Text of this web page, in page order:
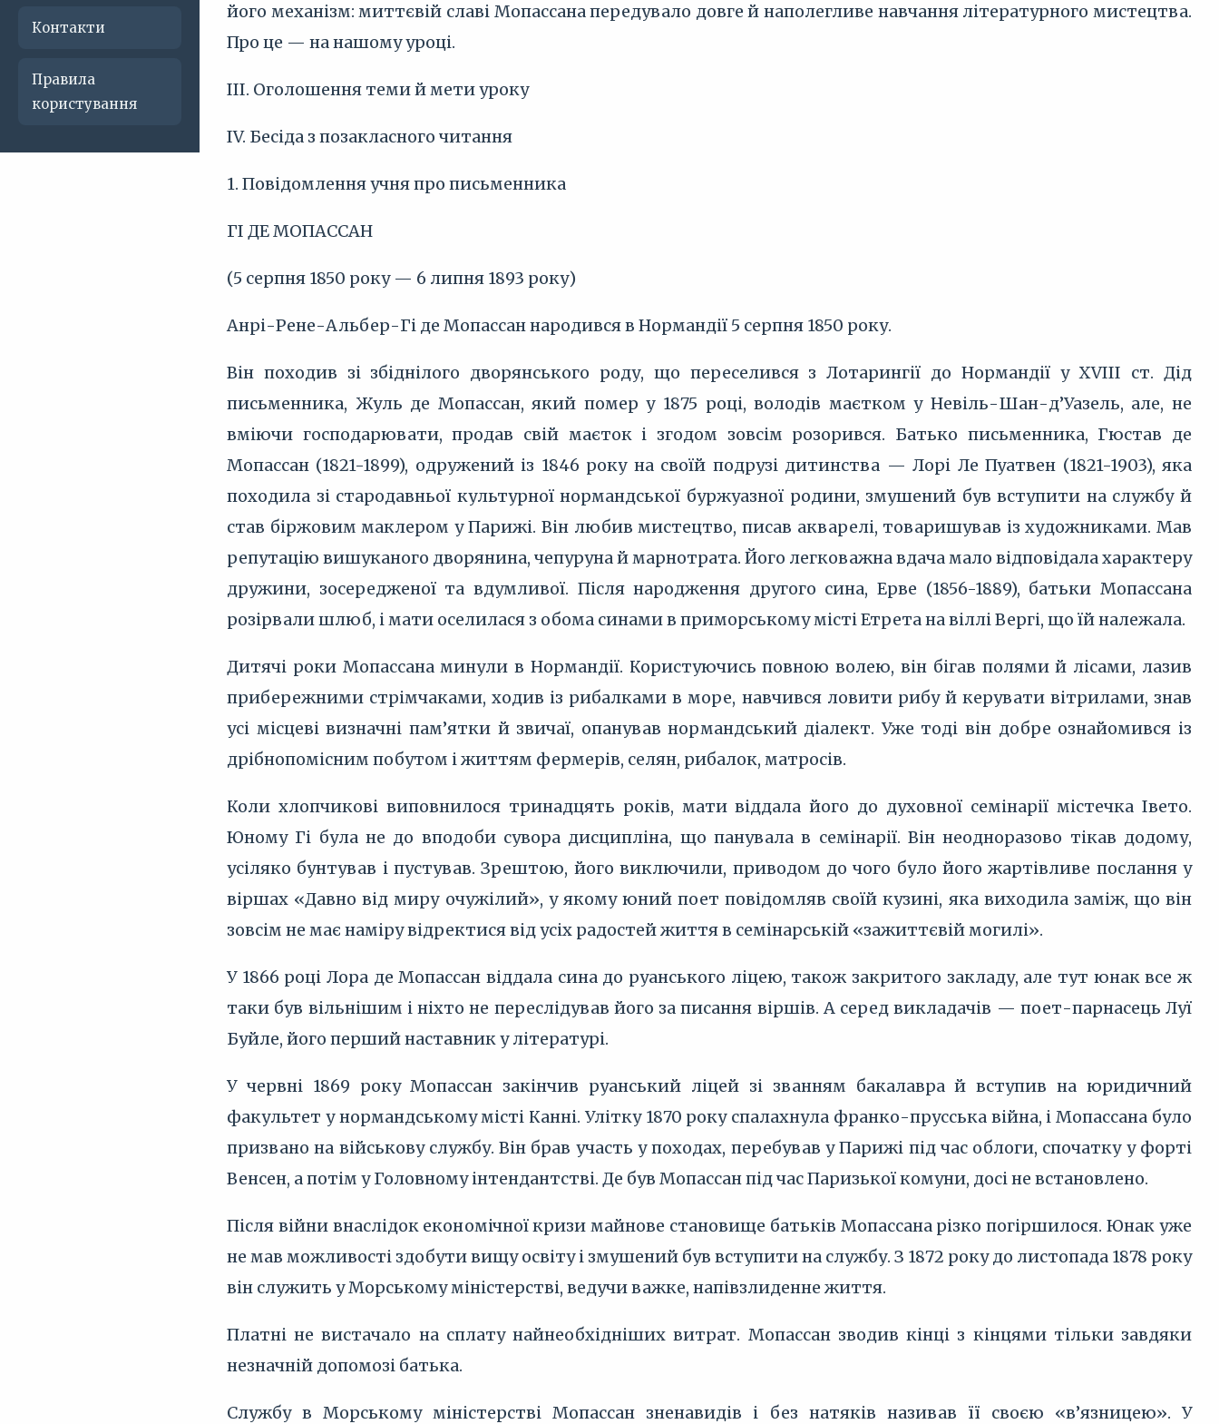
Контакти
Правила
користування
його механізм: миттєвій славі Мопассана передувало довге й наполегливе навчання літературного мистецтва.
Про це — на нашому уроці.
III. Оголошення теми й мети уроку
IV. Бесіда з позакласного читання
1. Повідомлення учня про письменника
ГІ ДЕ МОПАССАН
(5 серпня 1850 року — 6 липня 1893 року)
Анрі-Рене-Альбер-Гі де Мопассан народився в Нормандії 5 серпня 1850 року.
Він походив зі збіднілого дворянського роду, що переселився з Лотарингії до Нормандії у XVIII ст. Дід
письменника, Жуль де Мопассан, який помер у 1875 році, володів маєтком у Невіль-Шан-д’Уазель, але, не
вміючи господарювати, продав свій маєток і згодом зовсім розорився. Батько письменника, Гюстав де
Мопассан (1821-1899), одружений із 1846 року на своїй подрузі дитинства — Лорі Ле Пуатвен (1821-1903), яка
походила зі стародавньої культурної нормандської буржуазної родини, змушений був вступити на службу й
став біржовим маклером у Парижі. Він любив мистецтво, писав акварелі, товаришував із художниками. Мав
репутацію вишуканого дворянина, чепуруна й марнотрата. Його легковажна вдача мало відповідала характеру
дружини, зосередженої та вдумливої. Після народження другого сина, Ерве (1856-1889), батьки Мопассана
розірвали шлюб, і мати оселилася з обома синами в приморському місті Етрета на віллі Вергі, що їй належала.
Дитячі роки Мопассана минули в Нормандії. Користуючись повною волею, він бігав полями й лісами, лазив
прибережними стрімчаками, ходив із рибалками в море, навчився ловити рибу й керувати вітрилами, знав
усі місцеві визначні пам’ятки й звичаї, опанував нормандський діалект. Уже тоді він добре ознайомився із
дрібнопомісним побутом і життям фермерів, селян, рибалок, матросів.
Коли хлопчикові виповнилося тринадцять років, мати віддала його до духовної семінарії містечка Івето.
Юному Гі була не до вподоби сувора дисципліна, що панувала в семінарії. Він неодноразово тікав додому,
усіляко бунтував і пустував. Зрештою, його виключили, приводом до чого було його жартівливе послання у
віршах «Давно від миру очужілий», у якому юний поет повідомляв своїй кузині, яка виходила заміж, що він
зовсім не має наміру відректися від усіх радостей життя в семінарській «зажиттєвій могилі».
У 1866 році Лора де Мопассан віддала сина до руанського ліцею, також закритого закладу, але тут юнак все ж
таки був вільнішим і ніхто не переслідував його за писання віршів. А серед викладачів — поет-парнасець Луї
Буйле, його перший наставник у літературі.
У червні 1869 року Мопассан закінчив руанський ліцей зі званням бакалавра й вступив на юридичний
факультет у нормандському місті Канні. Улітку 1870 року спалахнула франко-прусська війна, і Мопассана було
призвано на військову службу. Він брав участь у походах, перебував у Парижі під час облоги, спочатку у форті
Венсен, а потім у Головному інтендантстві. Де був Мопассан під час Паризької комуни, досі не встановлено.
Після війни внаслідок економічної кризи майнове становище батьків Мопассана різко погіршилося. Юнак уже
не мав можливості здобути вищу освіту і змушений був вступити на службу. З 1872 року до листопада 1878 року
він служить у Морському міністерстві, ведучи важке, напівзлиденне життя.
Платні не вистачало на сплату найнеобхідніших витрат. Мопассан зводив кінці з кінцями тільки завдяки
незначній допомозі батька.
Службу в Морському міністерстві Мопассан зненавидів і без натяків називав її своєю «в’язницею». У